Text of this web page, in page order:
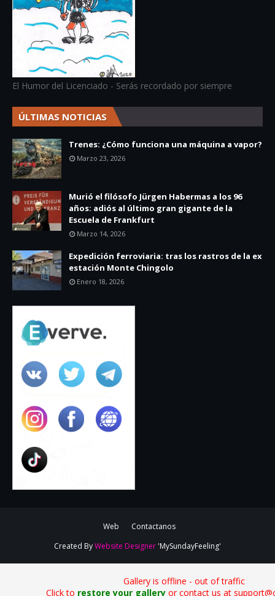
El Humor del Licenciado - Serás recordado por siempre
ÚLTIMAS NOTICIAS
Trenes: ¿Cómo funciona una máquina a vapor?
Marzo 23, 2026
Murió el filósofo Jürgen Habermas a los 96
años: adiós al último gran gigante de la
Escuela de Frankfurt
Marzo 14, 2026
Expedición ferroviaria: tras los rastros de la ex
estación Monte Chingolo
Enero 18, 2026
Web
Contactanos
Created ByWebsite Designer 'MySundayFeeling'
Gallery is offline - out of traffic
Click to restore your galleryor contact us at